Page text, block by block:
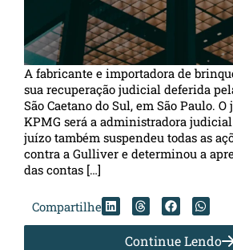
A fabricante e importadora de
sua recuperação judicial deferida
São Caetano do Sul, em São Paulo.
KPMG será a administradora judicial
juízo também suspendeu todas as
contra a Gulliver e determinou a
das contas […]
Compartilhe
Continue Lendo